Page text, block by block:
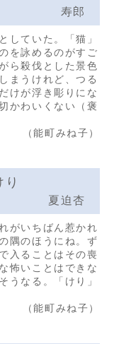
寿郎
していた。「猫」
を詠めるのがすご
ら殺伐とした景色
まうけれど、つる
けが浮き彫りにな
かわいくない（褒
（能町みね子）
夏迫杏
がいちばん惹かれ
隅のほうにね。ず
入ることはその喪
怖いことはできな
うなる。「けり」
（能町みね子）